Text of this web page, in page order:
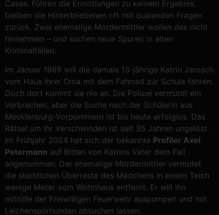
Cases. Führen die Ermittlungen zu keinem Ergebnis,
bleiben die Hinterbliebenen oft mit quälenden Fragen
zurück. Zwei ehemalige Mordermittler wollen das nicht
hinnehmen – und suchen neue Spuren in alten
Kriminalfällen.
Im Januar 1989 will die damals 13-jährige Katrin Jarosch
vom Haus ihrer Oma mit dem Fahrrad zur Schule fahren.
Doch dort kommt sie nie an. Die Polizei vermutet ein
Verbrechen, aber die Suche nach der Schülerin aus
Mecklenburg-Vorpommern ist bis heute erfolglos. Das
Rätsel um ihr Verschwinden ist seit 35 Jahren ungelöst.
Im Frühjahr 2024 hat sich der bekannte Profiler Axel
Petermann auf Bitten von Katrins Vater dem Fall
angenommen. Der ehemalige Mordermittler vermutet
die sterblichen Überreste des Mädchens in einem Teich
wenige Meter vom Wohnhaus entfernt. Er will ihn
mithilfe der Freiwilligen Feuerwehr auspumpen und mit
Leichenspürhunden absuchen lassen.